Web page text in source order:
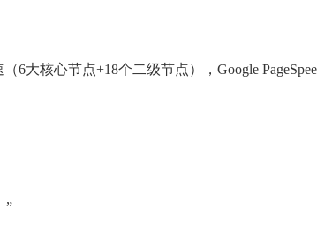
大核心节点+18个二级节点），Google
”